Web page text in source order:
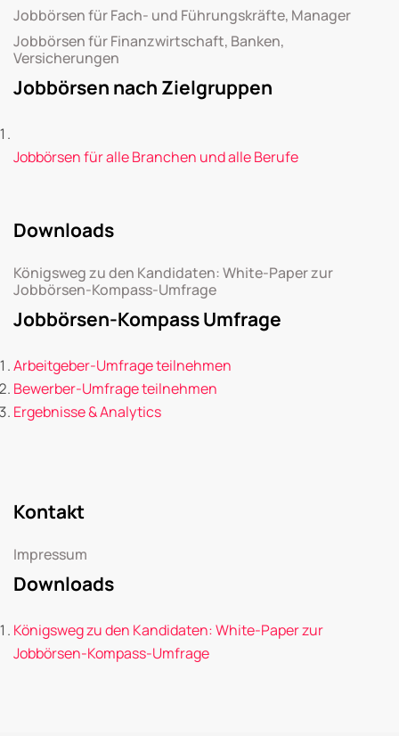
Jobbörsen für Fach- und Führungskräfte, Manager
Jobbörsen für Finanzwirtschaft, Banken,
Versicherungen
Jobbörsen nach Zielgruppen
Jobbörsen für alle Branchen und alle Berufe
Downloads
Königsweg zu den Kandidaten: White-Paper zur
Jobbörsen-Kompass-Umfrage
Jobbörsen-Kompass Umfrage
Arbeitgeber-Umfrage teilnehmen
Bewerber-Umfrage teilnehmen
Ergebnisse & Analytics
Kontakt
Impressum
Downloads
Königsweg zu den Kandidaten: White-Paper zur
Jobbörsen-Kompass-Umfrage